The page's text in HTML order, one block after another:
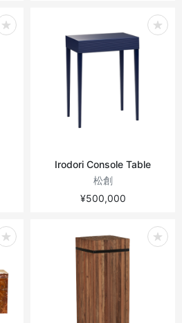
Irodori Console Table
松創
¥500,000